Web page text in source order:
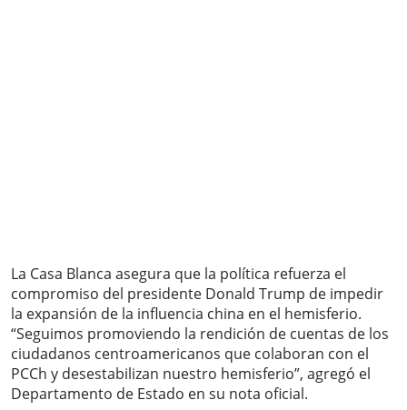
La Casa Blanca asegura que la política refuerza el
compromiso del presidente Donald Trump de impedir
la expansión de la influencia china en el hemisferio.
“Seguimos promoviendo la rendición de cuentas de los
ciudadanos centroamericanos que colaboran con el
PCCh y desestabilizan nuestro hemisferio”, agregó el
Departamento de Estado en su nota oficial.